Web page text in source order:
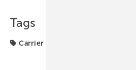
Tags
Carrier